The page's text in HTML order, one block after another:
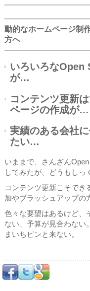
動的なホームページ制
方へ
いろいろなOpen
が…
コンテンツ更新
ページの作成が…
実績のある会社
たい…
いままで、さんざん
してみたが、どうもしっ
コンテンツ更新こそでき
加やブラッシュアップの
色々な要望はあるけど、
ない、予算が見合わない
まいちピンと来ない。